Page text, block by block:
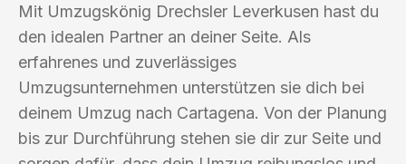
Mit Umzugskönig Drechsler Leverkusen hast du
den idealen Partner an deiner Seite. Als
erfahrenes und zuverlässiges
Umzugsunternehmen unterstützen sie dich bei
deinem Umzug nach Cartagena. Von der Planung
bis zur Durchführung stehen sie dir zur Seite und